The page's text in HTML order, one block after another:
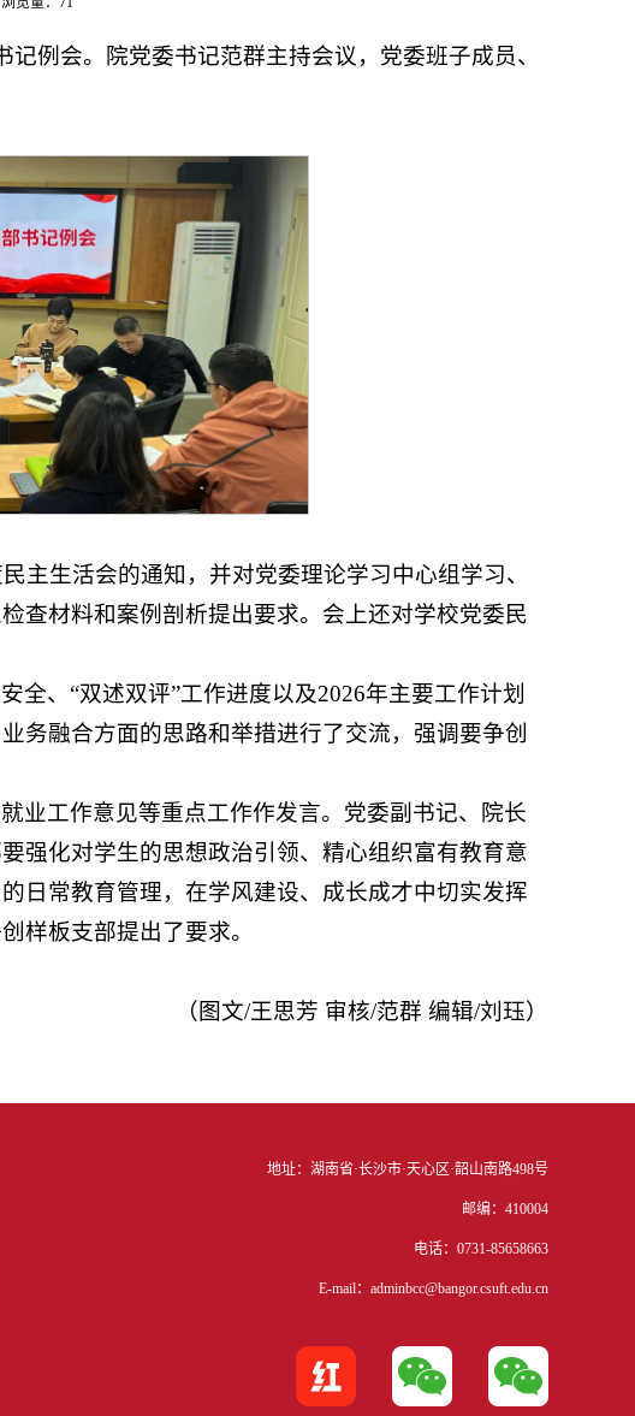
例会。院党委书记范群主持会议，党委班子成员、
主生活会的通知，并对党委理论学习中心组学习、
查材料和案例剖析提出要求。会上还对学校党委民
全、“双述双评”工作进度以及2026年主要工作计划
务融合方面的思路和举措进行了交流，强调要争创
业工作意见等重点工作作发言。党委副书记、院长
强化对学生的思想政治引领、精心组织富有教育意
日常教育管理，在学风建设、成长成才中切实发挥
样板支部提出了要求。
（图文/王思芳 审核/范群 编辑/刘珏）
地址：湖南省·长沙市·天心区·韶山南路498号
邮编：410004
电话：0731-85658663
E-mail：adminbcc@bangor.csuft.edu.cn